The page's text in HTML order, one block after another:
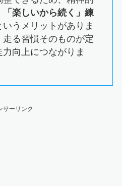
「楽しいから続く」練
いうメリットがありま
る習慣そのものが定
向上につながりま
サーリンク